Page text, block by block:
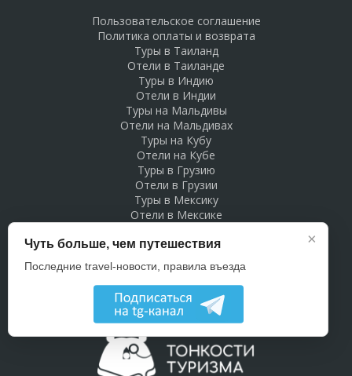
Пользовательское соглашение
Политика оплаты и возврата
Туры в Таиланд
Отели в Таиланде
Туры в Индию
Отели в Индии
Туры на Мальдивы
Отели на Мальдивах
Туры на Кубу
Отели на Кубе
Туры в Грузию
Отели в Грузии
Туры в Мексику
Отели в Мексике
Отели в Доминикане
Отели в Беларуси
Рекламодателям
×
Чуть больше, чем путешествия
Последние travel-новости, правила въезда